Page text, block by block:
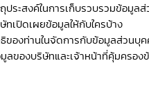
ประสงค์ในการเก็บรวบรวมข้อมูล
ทเปิดเผยข้อมูลให้กับใครบ้าง
ของท่านในจัดการกับข้อมูลส่วนบุ
ลของบริษัทและเจ้าหน้าที่คุ้มครอ